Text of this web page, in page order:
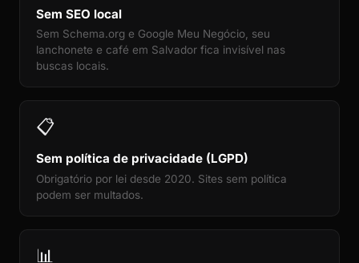
Sem SEO local
Sem Schema.org e Google Meu Negócio, seu
lanchonete e café em Salvador fica invisível nas
buscas locais.
📋
Sem política de privacidade (LGPD)
Obrigatório por lei desde 2020. Sites sem política
podem ser multados.
📊